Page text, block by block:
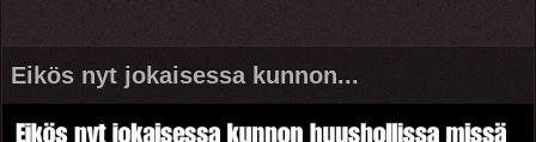
Eikös nyt jokaisessa kunnon...